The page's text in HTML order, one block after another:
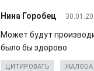
Нина Горобец
Может будут
было бы здорово
ЦИТИРОВАТЬ ЖАЛОБА